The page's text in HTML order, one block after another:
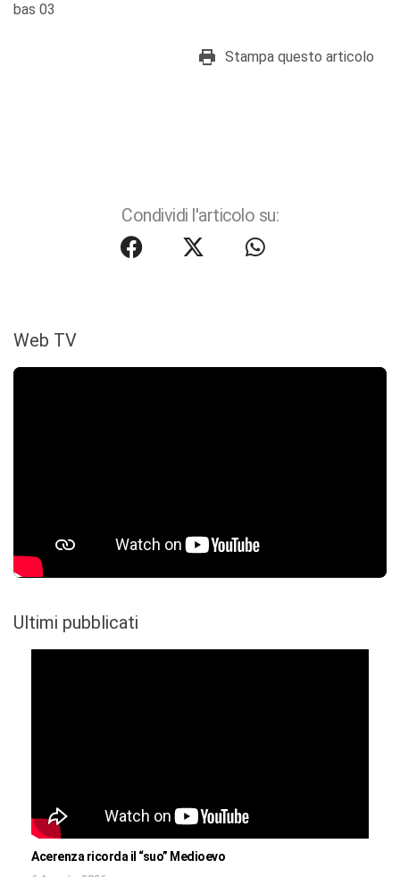
bas 03
Stampa questo articolo
Condividi l'articolo su:
Web TV
Ultimi pubblicati
Acerenza ricorda il “suo” Medioevo